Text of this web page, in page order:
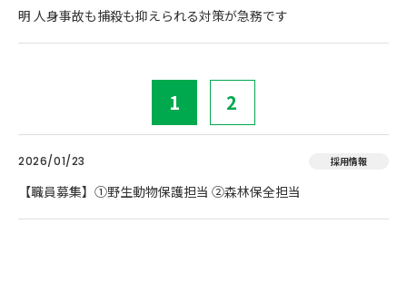
明 人身事故も捕殺も抑えられる対策が急務です
1 2
2026/01/23 採用情報
【職員募集】①野生動物保護担当 ②森林保全担当